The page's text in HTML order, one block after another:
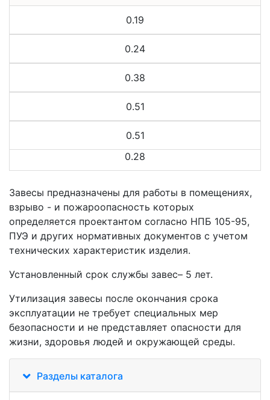
0.19
0.24
0.38
0.51
0.51
0.28
Завесы предназначены для работы в помещениях,
взрыво - и пожароопасность которых
определяется проектантом согласно НПБ 105-95,
ПУЭ и других нормативных документов с учетом
технических характеристик изделия.
Установленный срок службы завес– 5 лет.
Утилизация завесы после окончания срока
эксплуатации не требует специальных мер
безопасности и не представляет опасности для
жизни, здоровья людей и окружающей среды.
Разделы каталога